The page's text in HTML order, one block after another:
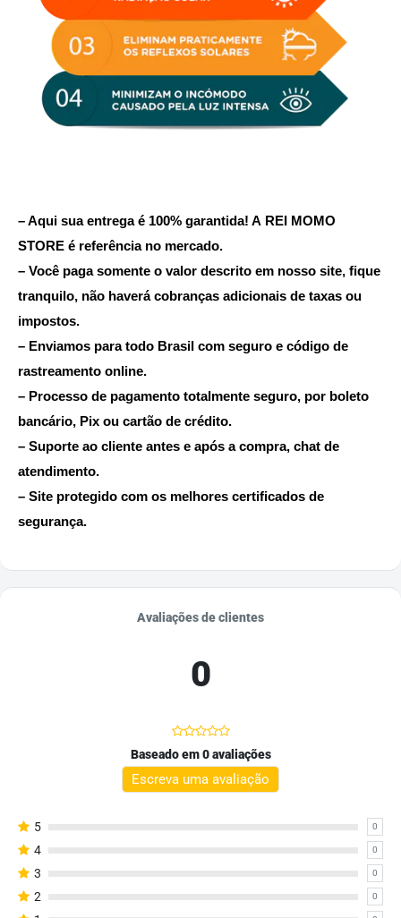
– Aqui sua entrega é 100% garantida! A REI MOMO
STORE é referência no mercado.
– Você paga somente o valor descrito em nosso site, fique
tranquilo, não haverá cobranças adicionais de taxas ou
impostos.
– Enviamos para todo Brasil com seguro e código de
rastreamento online.
– Processo de pagamento totalmente seguro, por boleto
bancário, Pix ou cartão de crédito.
– Suporte ao cliente antes e após a compra, chat de
atendimento.
– Site protegido com os melhores certificados de
segurança.
Avaliações de clientes
0
Baseado em 0 avaliações
Escreva uma avaliação
5 0
4 0
3 0
2 0